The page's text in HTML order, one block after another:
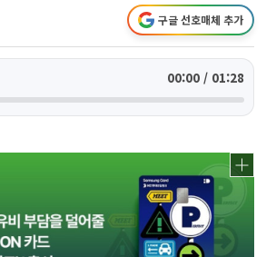
구글 선호매체 추가
00:00 / 01:28